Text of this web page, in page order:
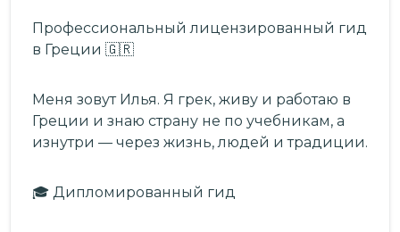
Профессиональный лицензированный гид
в Греции 🇬🇷
Меня зовут Илья. Я грек, живу и работаю в
Греции и знаю страну не по учебникам, а
изнутри — через жизнь, людей и традиции.
🎓 Дипломированный гид